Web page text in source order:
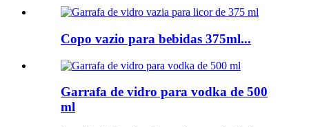
Copo vazio para bebidas 375ml...
Garrafa de vidro para vodka de 500
ml